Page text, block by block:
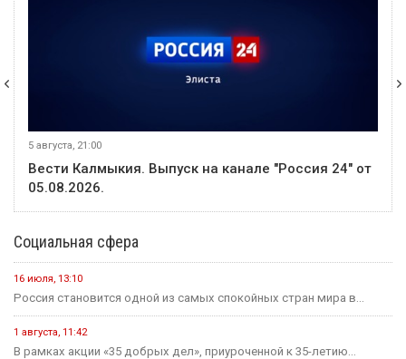
5 августа, 21:00
Вести Калмыкия. Выпуск на канале "Россия 24" от
05.08.2026.
Социальная сфера
16 июля, 13:10
Россия становится одной из самых спокойных стран мира в...
1 августа, 11:42
В рамках акции «35 добрых дел», приуроченной к 35-летию...